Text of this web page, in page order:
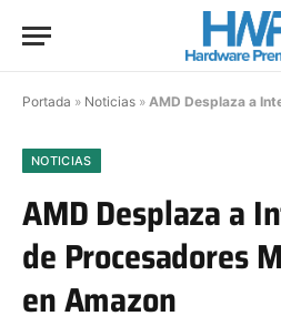
Portada » Noticias » AMD Desplaza a Intel del Top
NOTICIAS
AMD Desplaza a
de Procesadores
en Amazon